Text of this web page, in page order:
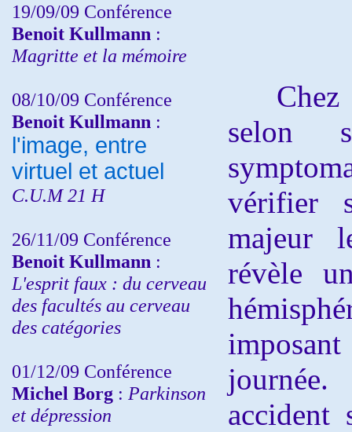
19/09/09 Conférence
Benoit Kullmann :
Magritte et la mémoire
08/10/09 Conférence
Benoit Kullmann :
l'image, entre
virtuel et actuel
C.U.M 21 H
26/11/09 Conférence
Benoit Kullmann :
L'esprit faux : du cerveau
des facultés au cerveau
des catégories
01/12/09 Conférence
Michel Borg : Parkinson
et dépression
Chez
selon
vérifier
majeur
révèle
accident